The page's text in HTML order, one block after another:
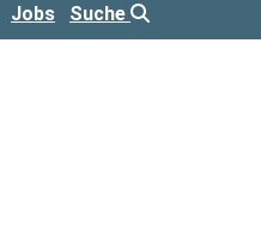
Jobs Suche